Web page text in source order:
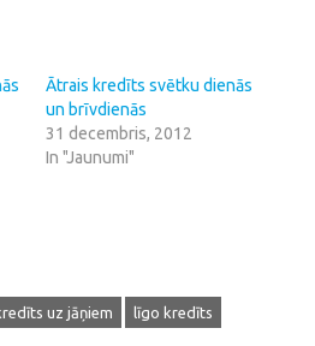
Ātrais kredīts svētku dienās
un brīvdienās
31 decembris, 2012
In "Jaunumi"
uz jāņiem līgo kredīts